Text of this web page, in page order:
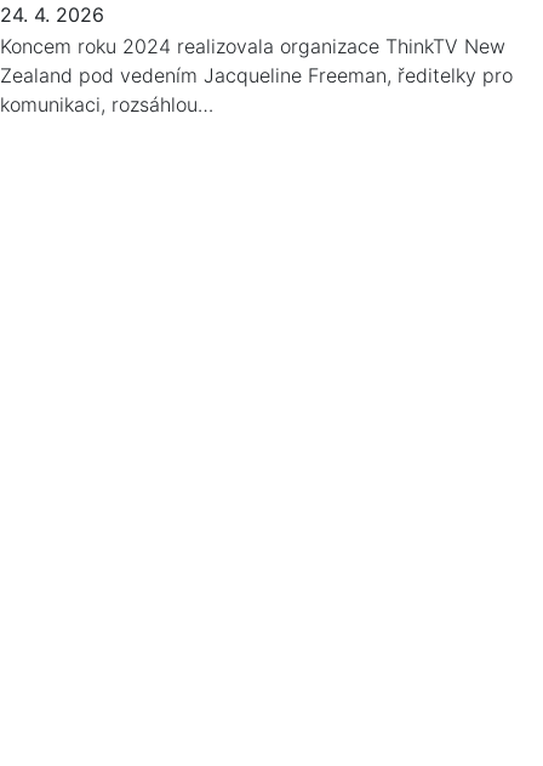
24. 4. 2026
Koncem roku 2024 realizovala organizace ThinkTV New
Zealand pod vedením Jacqueline Freeman, ředitelky pro
komunikaci, rozsáhlou…